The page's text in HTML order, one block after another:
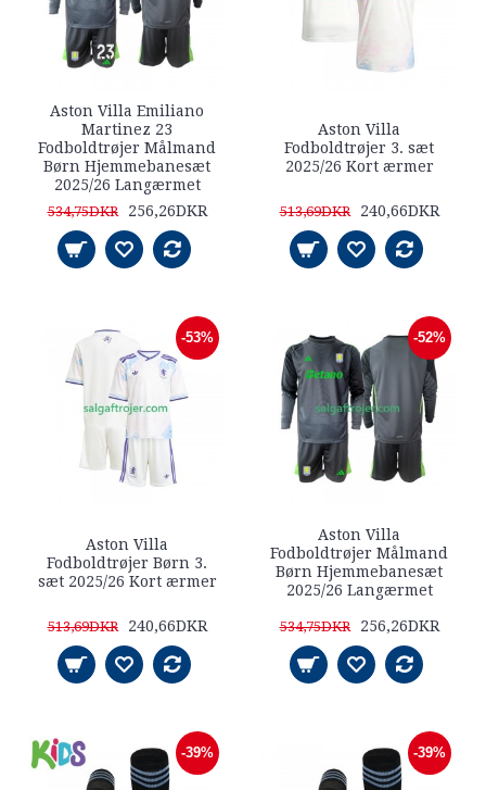
Aston Villa Emiliano
Martinez 23
Fodboldtrøjer Målmand
Børn Hjemmebanesæt
2025/26 Langærmet
534,75DKR 256,26DKR
Aston Villa
Fodboldtrøjer 3. sæt
2025/26 Kort ærmer
513,69DKR 240,66DKR
-53%
Aston Villa
Fodboldtrøjer Børn 3.
sæt 2025/26 Kort ærmer
513,69DKR 240,66DKR
-52%
Aston Villa
Fodboldtrøjer Målmand
Børn Hjemmebanesæt
2025/26 Langærmet
534,75DKR 256,26DKR
-39% -39%